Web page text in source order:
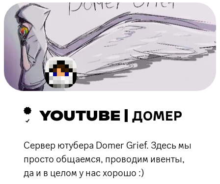
YOUTUBE | ДОМЕР
Сервер ютубера Domer Grief. Здесь мы
просто общаемся, проводим ивенты,
да и в целом у нас хорошо :)